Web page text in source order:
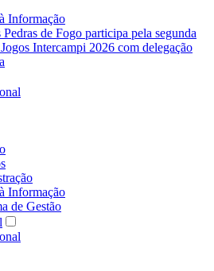
Informação
Pedras de Fogo participa pela segunda
Intercampi 2026 com delegação
Informação
de Gestão